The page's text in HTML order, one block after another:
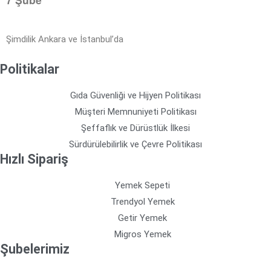
Şimdilik Ankara ve İstanbul’da
Politikalar
Gıda Güvenliği ve Hijyen Politikası
Müşteri Memnuniyeti Politikası
Şeffaflık ve Dürüstlük İlkesi
Sürdürülebilirlik ve Çevre Politikası
Hızlı Sipariş
Yemek Sepeti
Trendyol Yemek
Getir Yemek
Migros Yemek
Şubelerimiz